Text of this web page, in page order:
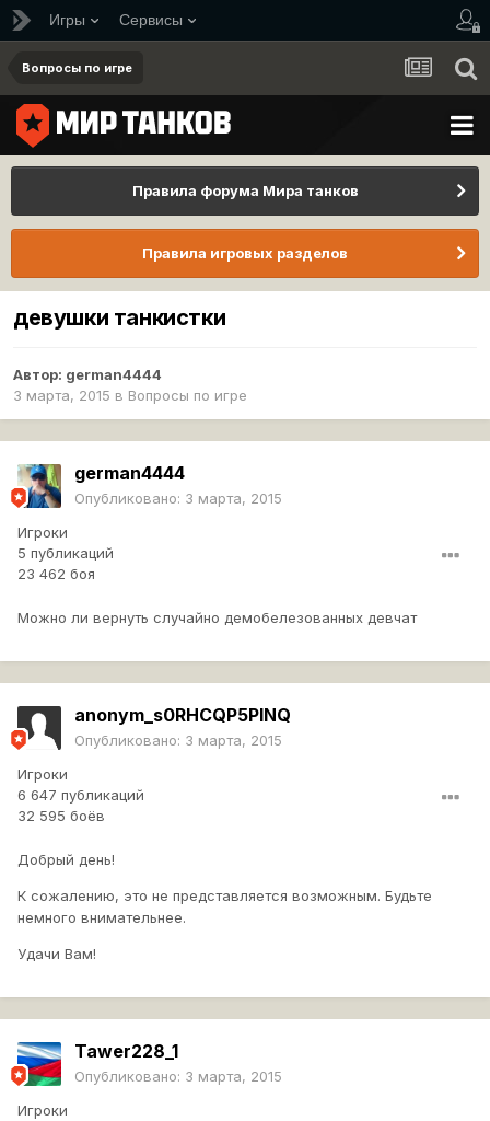
Игры Сервисы
Вопросы по игре
Правила форума Мира танков
Правила игровых разделов
девушки танкистки
Автор: german4444
3 марта, 2015 в Вопросы по игре
german4444
Опубликовано: 3 марта, 2015
Игроки
5 публикаций
23 462 боя
Можно ли вернуть случайно демобелезованных девчат
anonym_s0RHCQP5PINQ
Опубликовано: 3 марта, 2015
Игроки
6 647 публикаций
32 595 боёв
Добрый день!
К сожалению, это не представляется возможным. Будьте
немного внимательнее.
Удачи Вам!
Tawer228_1
Опубликовано: 3 марта, 2015
Игроки